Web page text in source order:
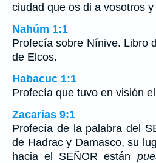
ciudad que os di a vosotros
Nahúm 1:1
Profecía sobre Nínive. Libro
de Elcos.
Habacuc 1:1
Profecía que tuvo en visión
Zacarías 9:1
Profecía de la palabra del
de Hadrac y Damasco, su
hacia el SEÑOR están